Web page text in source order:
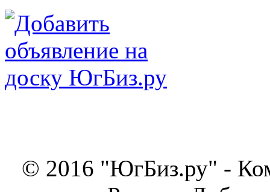
© 2016 "ЮгБиз.ру" -